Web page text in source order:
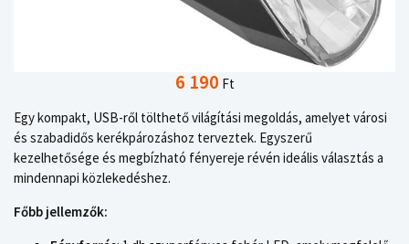
6 190 Ft
Egy kompakt, USB-ről tölthető világítási megoldás, amelyet városi
és szabadidős kerékpározáshoz terveztek. Egyszerű
kezelhetősége és megbízható fényereje révén ideális választás a
mindennapi közlekedéshez.
Főbb jellemzők: